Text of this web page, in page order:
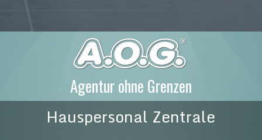
Agentur ohne Grenzen
Hauspersonal Zentrale